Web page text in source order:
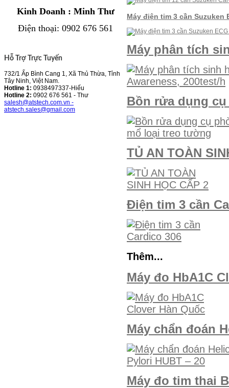
Kinh Doanh : Minh Thư
Điện thoại: 0902 676 561
Hỗ Trợ Trực Tuyến
732/1 Ấp Bình Cang 1, Xã Thủ Thừa, Tỉnh
Tây Ninh, Việt Nam.
Hotline 1: 0938497337-Hiếu
Hotline 2: 0902 676 561 - Thư
salesh@atstech.com.vn -
atstech.sales@gmail.com
Máy điện tim 3 cần Suzuken
Máy phân tích
Bồn rửa dụng
TỦ AN TOÀN
Điện tim 3 cần
Thêm...
Máy đo HbA1C
Máy chẩn đoán
Máy đo tim thai